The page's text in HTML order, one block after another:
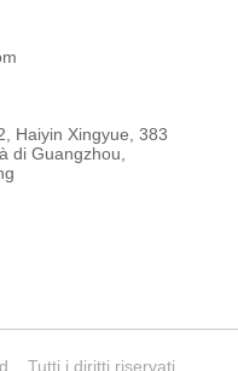
Haiyin Xingyue, 383
di Guangzhou,
. Tutti i diritti riservati.